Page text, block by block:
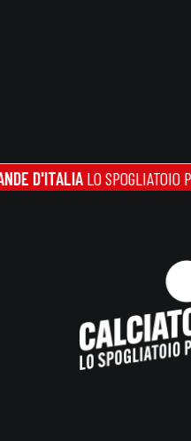
LO SPOGLIATOIO PIÙ